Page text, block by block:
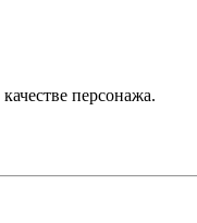
персонажа.